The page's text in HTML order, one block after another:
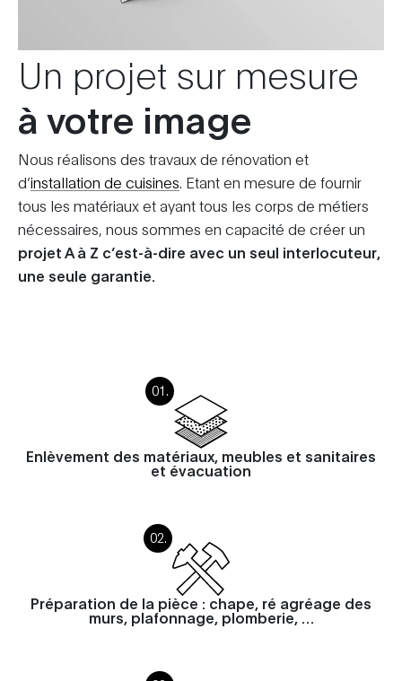
Un projet sur mesure
à votre image
Nous réalisons des travaux de rénovation et
d’installation de cuisines . Etant en mesure de fournir
tous les matériaux et ayant tous les corps de métiers
nécessaires, nous sommes en capacité de créer un
projet A à Z c’est-à-dire avec un seul interlocuteur,
une seule garantie.
Enlèvement des matériaux, meubles et sanitaires
et évacuation
Préparation de la pièce : chape, ré agréage des
murs, plafonnage, plomberie, …